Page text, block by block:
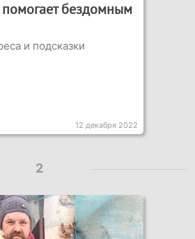
помогает бездомным
и подсказки
12 декабря 2022
2